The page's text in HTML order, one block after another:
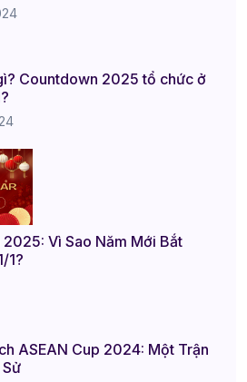
Countdown 2025 tổ chức ở
Vì Sao Năm Mới Bắt
1?
ASEAN Cup 2024: Một Trận